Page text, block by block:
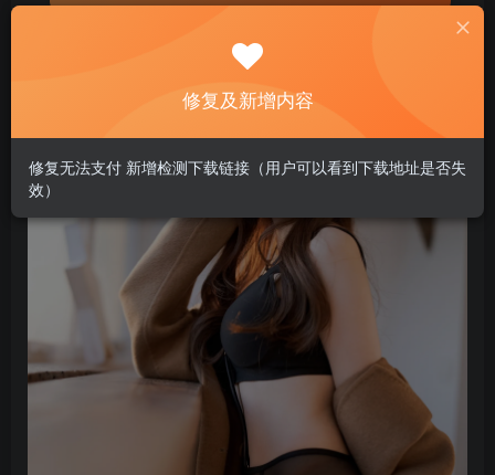
修复及新增内容
修复无法支付 新增检测下载链接（用户可以看到下载地址是否失
效）